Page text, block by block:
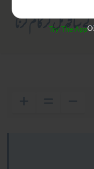
Try The App